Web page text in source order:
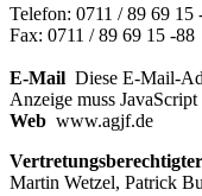
Telefon: 0711 / 89 69 15
Fax: 0711 / 89 69 15 -88
E-Mail Diese E-Mail-
Anzeige muss JavaScript
Web www.agjf.de
Martin Wetzel, Patrick